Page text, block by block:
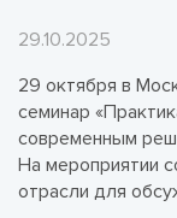
29.10.2025
29 октября в
семинар
современным
На мероприятии
отрасли для